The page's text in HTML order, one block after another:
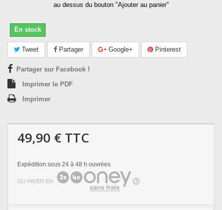
au dessus du bouton "Ajouter au panier"
En stock
Tweet Partager Google+ Pinterest
Partager sur Facebook !
Imprimer le PDF
Imprimer
49,90 € TTC
Expédition sous 24 à 48 h ouvrées
OU PAYER EN